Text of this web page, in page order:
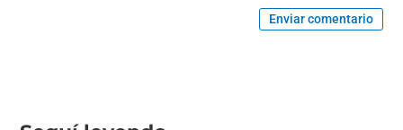
Enviar comentario